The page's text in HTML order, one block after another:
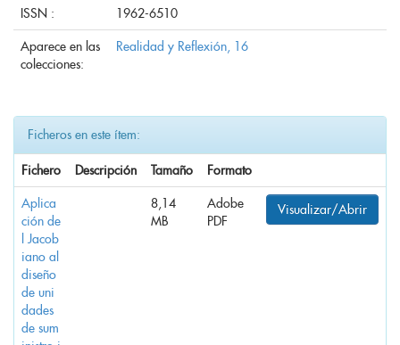
ISSN : 1962-6510
Aparece en las
colecciones:
Realidad y Reflexión, 16
Ficheros en este ítem:
Fichero Descripción Tamaño Formato
Aplica
ción de
l Jacob
iano al
diseño
de uni
dades
de sum
8,14
MB
Adobe
PDF
Visualizar/Abrir